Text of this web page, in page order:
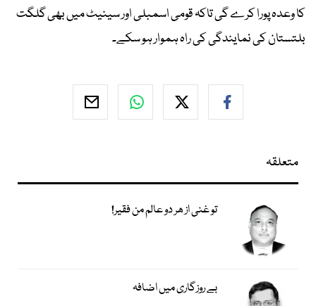
کا وعدہ پورا کرے گی تاکہ قومی اسمبلی اور سینیٹ میں بھی گلگت
بلتستان کی نمایندگی کی راہ ہموار ہو سکے۔
متعلقہ
تو غنی از ھر دو عالم من فقیر!
بے روزگاری میں اضافہ